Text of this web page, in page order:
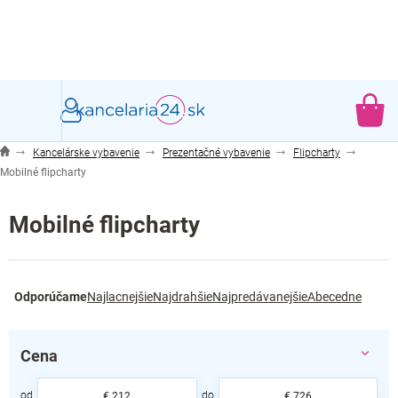
Kancelárske vybavenie Prezentačné vybavenie
Flipcharty
Mobilné flipcharty
Mobilné flipcharty
a
n
OdporúčameNajlacnejšieNajdrahšieNajpredávanejšieAbecedne
Cena